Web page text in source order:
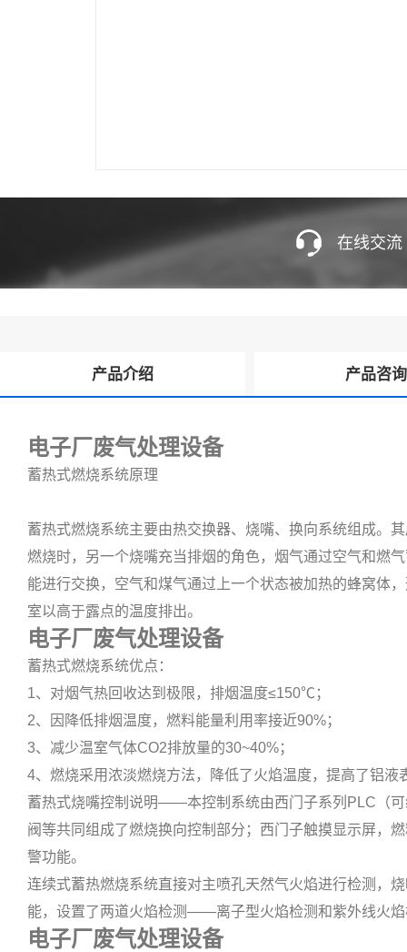
在线交流
产品介绍 产品咨询
电子厂废气处理设备
蓄热式燃烧系统原理
蓄热式燃烧系统主要由热交换器、烧嘴、换向系统组成。
燃烧时，另一个烧嘴充当排烟的角色，烟气通过空气和燃
能进行交换，空气和煤气通过上一个状态被加热的蜂窝体
室以高于露点的温度排出。
电子厂废气处理设备
蓄热式燃烧系统优点：
1、对烟气热回收达到极限，排烟温度≤150℃；
2、因降低排烟温度，燃料能量利用率接近90%；
3、减少温室气体CO2排放量的30~40%；
4、燃烧采用浓淡燃烧方法，降低了火焰温度，提高了铝液
蓄热式烧嘴控制说明——本控制系统由西门子系列PLC（
阀等共同组成了燃烧换向控制部分；西门子触摸显示屏，
警功能。
连续式蓄热燃烧系统直接对主喷孔天然气火焰进行检测，
能，设置了两道火焰检测——离子型火焰检测和紫外线火
电子厂废气处理设备